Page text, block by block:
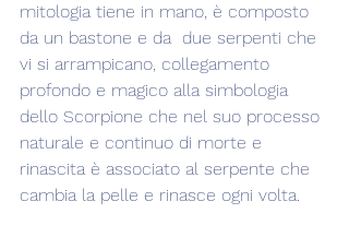
mitologia tiene in mano, è composto
da un bastone e da  due serpenti che
vi si arrampicano, collegamento
profondo e magico alla simbologia
dello Scorpione che nel suo processo
naturale e continuo di morte e
rinascita è associato al serpente che
cambia la pelle e rinasce ogni volta.